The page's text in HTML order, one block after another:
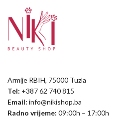
Armije RBIH, 75000 Tuzla
Tel: +387 62 740 815
Email: info@nikishop.ba
Radno vrijeme: 09:00h – 17:00h